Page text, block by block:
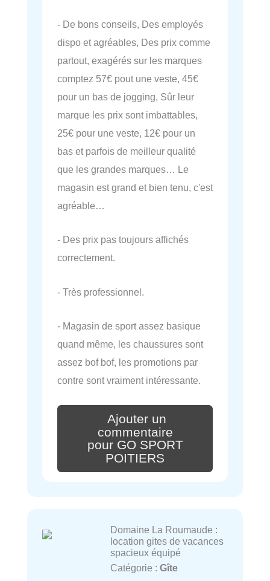
- De bons conseils, Des employés
dispo et agréables, Des prix comme
partout, exagérés sur les marques
comptez 57€ pout une veste, 45€
pour un bas de jogging, Sûr leur
marque les prix sont imbattables,
25€ pour une veste, 12€ pour un
bas et parfois de meilleur qualité
que les grandes marques… Le
magasin est grand et bien tenu, c'est
agréable…
- Des prix pas toujours affichés
correctement.
- Très professionnel.
- Magasin de sport assez basique
quand même, les chaussures sont
assez bof bof, les promotions par
contre sont vraiment intéressante.
Ajouter un
commentaire
pour GO SPORT
POITIERS
Domaine La Roumaude :
location gites de vacances
spacieux équipé
Catégorie : Gîte